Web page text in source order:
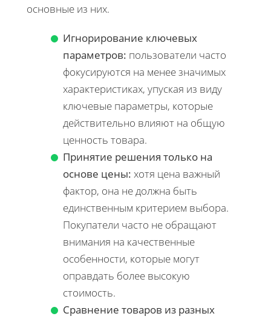
основные из них.
Игнорирование ключевых
параметров: пользователи часто
фокусируются на менее значимых
характеристиках, упуская из виду
ключевые параметры, которые
действительно влияют на общую
ценность товара.
Принятие решения только на
основе цены: хотя цена важный
фактор, она не должна быть
единственным критерием выбора.
Покупатели часто не обращают
внимания на качественные
особенности, которые могут
оправдать более высокую
стоимость.
Сравнение товаров из разных